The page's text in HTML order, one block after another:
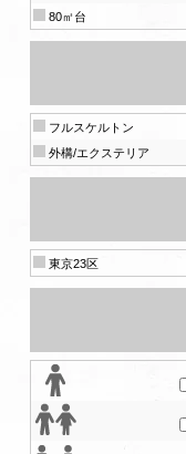
80㎡台
フルスケルトン
外構/エクステリア
東京23区